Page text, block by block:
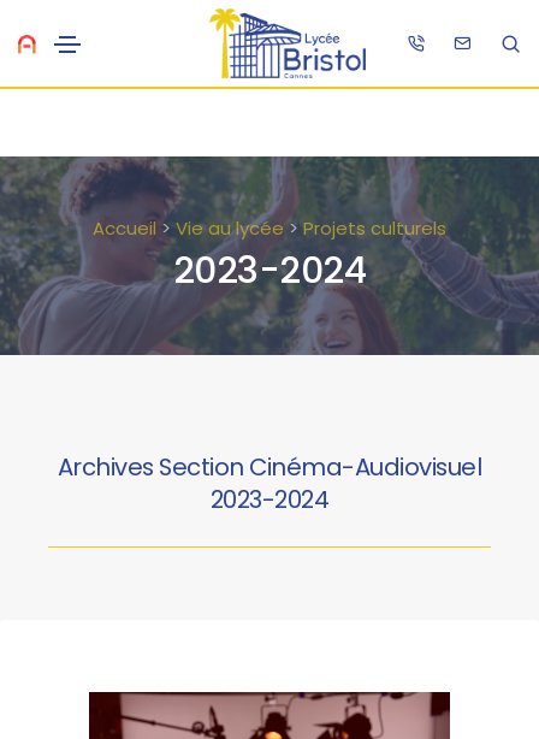
Accueil > Vie au lycée>Projets culturels
2023-2024
Archives Section Cinéma-Audiovisuel
2023-2024